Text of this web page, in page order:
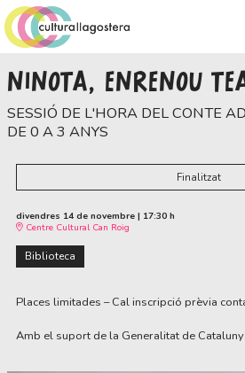
NINOTA, ENRENOU
SESSIÓ DE L'HORA DEL CONTE
DE 0 A 3 ANYS
Finalitzat
divendres 14 de novembre | 17:30 h
Centre Cultural Can Roig
Biblioteca
Places limitades – Cal inscripció prèvia
Amb el suport de la Generalitat de